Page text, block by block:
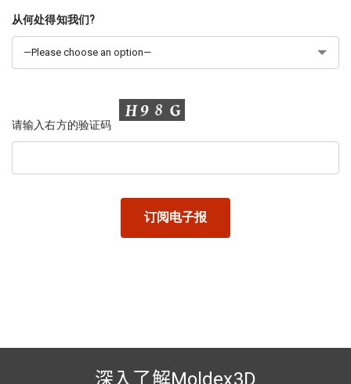
从何处得知我们?
请输入右方的验证码
深入了解Moldex3D